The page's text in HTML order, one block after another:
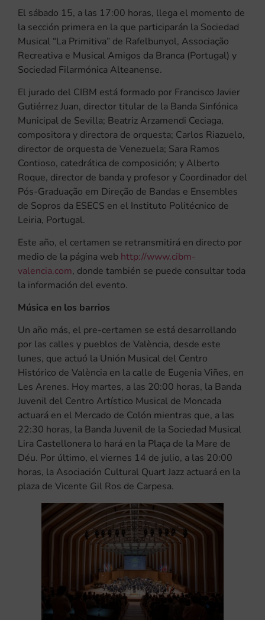
El sábado 15, a las 17:00 horas, llega el momento de
la sección primera en la que participarán la Sociedad
Musical “La Primitiva” de Rafelbunyol, Associação
Recreativa e Musical Amigos da Branca (Portugal) y
Sociedad Filarmónica Alteanense.
El jurado del CIBM está formado por Francisco Javier
Gutiérrez Juan, director titular de la Banda Sinfónica
Municipal de Sevilla; Beatriz Arzamendi Ceciaga,
compositora y directora de orquesta; Carlos Riazuelo,
director de orquesta de Venezuela; Sara Ramos
Contioso, catedrática de composición; y Alberto
Roque, director de banda y profesor y Coordinador del
Pós-Graduação em Direção de Bandas e Ensembles
de Sopros da ESECS en el Instituto Politécnico de
Leiria, Portugal.
Este año, el certamen se retransmitirá en directo por
medio de la página web http://www.cibm-
valencia.com, donde también se puede consultar toda
la información del evento.
Música en los barrios
Un año más, el pre-certamen se está desarrollando
por las calles y pueblos de València, desde este
lunes, que actuó la Unión Musical del Centro
Histórico de València en la calle de Eugenia Viñes, en
Les Arenes. Hoy martes, a las 20:00 horas, la Banda
Juvenil del Centro Artístico Musical de Moncada
actuará en el Mercado de Colón mientras que, a las
22:30 horas, la Banda Juvenil de la Sociedad Musical
Lira Castellonera lo hará en la Plaça de la Mare de
Déu. Por último, el viernes 14 de julio, a las 20:00
horas, la Asociación Cultural Quart Jazz actuará en la
plaza de Vicente Gil Ros de Carpesa.